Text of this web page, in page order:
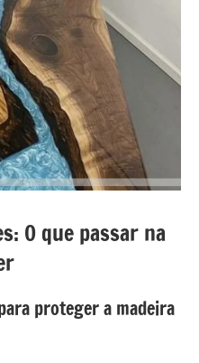
O que passar na
proteger a madeira